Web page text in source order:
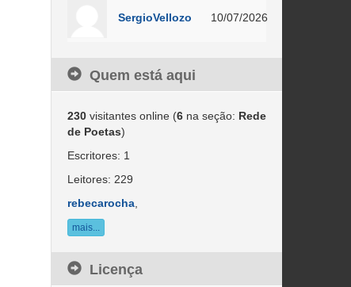
SergioVellozo 10/07/2026
Quem está aqui
230visitantes online (6na seção: Rede
de Poetas)
Escritores: 1
Leitores: 229
rebecarocha,
mais...
Licença